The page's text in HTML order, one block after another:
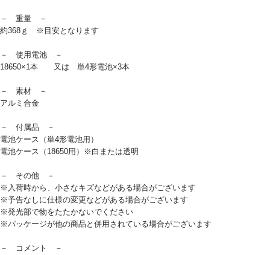
－ 重量 －
約368ｇ ※目安となります
－ 使用電池 －
18650×1本 又は 単4形電池×3本
－ 素材 －
アルミ合金
－ 付属品 －
電池ケース（単4形電池用）
電池ケース（18650用）※白または透明
－ その他 －
※入荷時から、小さなキズなどがある場合がございます
※予告なしに仕様の変更などがある場合がございます
※発光部で物をたたかないでください
※パッケージが他の商品と併用されている場合がございます
－ コメント －